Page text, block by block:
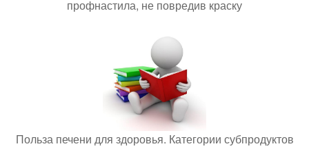
профнастила, не повредив краску
Польза печени для здоровья. Категории субпродуктов